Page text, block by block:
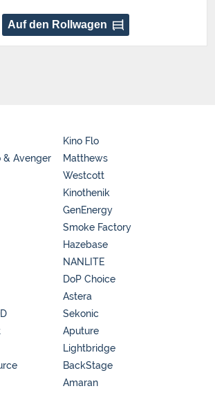
Auf den Rollwagen
& Avenger
Kino Flo
Matthews
Westcott
Kinothenik
GenEnergy
Smoke Factory
Hazebase
NANLITE
DoP Choice
Astera
Sekonic
Aputure
Lightbridge
BackStage
Amaran